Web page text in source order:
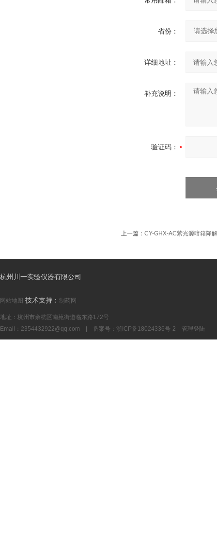
省份：
详细地址：
补充说明：
验证码：
上一篇： CY-GHX-AC紫光源暗箱降
杭州川一实验仪器有限公司
网站地图 技术支持： 制药网
地址：杭州市余杭区南苑街道临东路172号
Email： 2354432922@qq.com | 备案号： 浙ICP备18024336号-2 管理登陆